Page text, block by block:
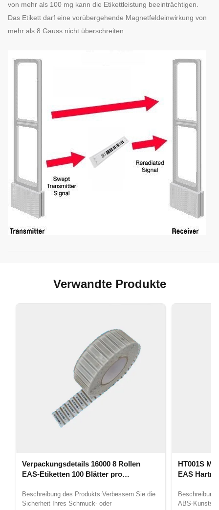
von mehr als 100 mg kann die Etikettleistung beeinträchtigen.
Das Etikett darf eine vorübergehende Magnetfeldeinwirkung von
mehr als 8 Gauss nicht überschreiten.
Verwandte Produkte
Verpackungsdetails 16000 8 Rollen
EAS-Etiketten 100 Blätter pro
Beschreibung des Produkts:Verbessern Sie die
Sicherheit Ihres Schmuck- oder
HT001S
EAS
ABS-